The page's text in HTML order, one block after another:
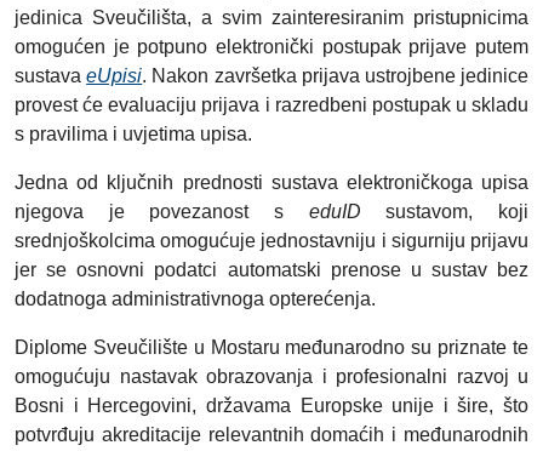
jedinica Sveučilišta, a svim zainteresiranim pristupnicima
omogućen je potpuno elektronički postupak prijave putem
sustavaeUpisi. Nakon završetka prijava ustrojbene jedinice
provest će evaluaciju prijava i razredbeni postupak u skladu
s pravilima i uvjetima upisa.
Jedna od ključnih prednosti sustava elektroničkoga upisa
njegova je povezanost s eduID sustavom, koji
srednjoškolcima omogućuje jednostavniju i sigurniju prijavu
jer se osnovni podatci automatski prenose u sustav bez
dodatnoga administrativnoga opterećenja.
Diplome Sveučilište u Mostaru međunarodno su priznate te
omogućuju nastavak obrazovanja i profesionalni razvoj u
Bosni i Hercegovini, državama Europske unije i šire, što
potvrđuju akreditacije relevantnih domaćih i međunarodnih